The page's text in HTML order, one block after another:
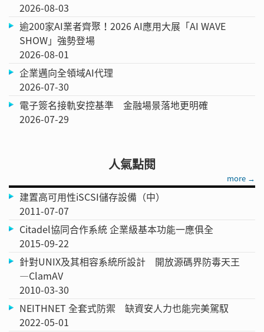
2026-08-03
逾200家AI業者齊聚！2026 AI應用大展「AI WAVE
SHOW」強勢登場
2026-08-01
企業邁向全領域AI代理
2026-07-30
電子簽名接軌安控基準 金融場景落地更明確
2026-07-29
人氣點閱
more →
建置高可用性iSCSI儲存設備（中）
2011-07-07
Citadel協同合作系統 企業級基本功能一應俱全
2015-09-22
針對UNIX及其相容系統所設計 開放源碼界防毒天王
—ClamAV
2010-03-30
NEITHNET 全套式防禦 缺資安人力也能完美駕馭
2022-05-01